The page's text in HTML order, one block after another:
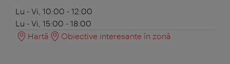
Lu - Vi, 10:00 - 12:00
Lu - Vi, 15:00 - 18:00
Hartă
Obiective interesante în zonă